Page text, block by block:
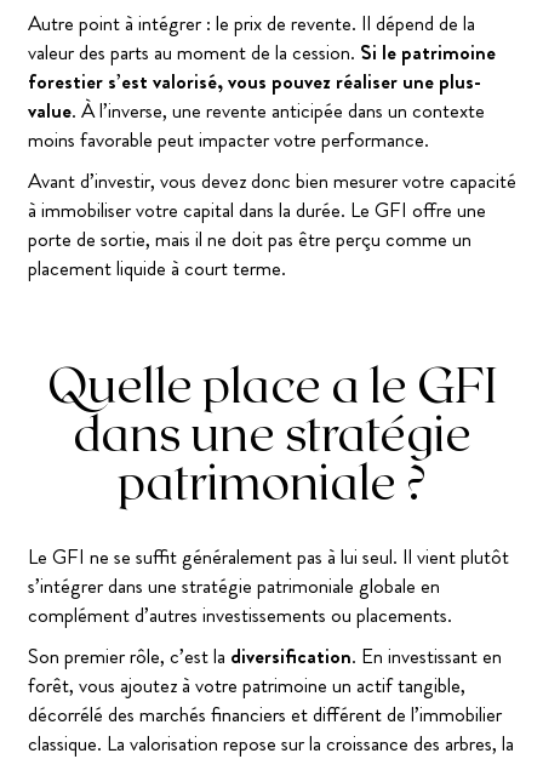
Autre point à intégrer : le prix de revente. Il dépend de la
valeur des parts au moment de la cession. Si le patrimoine
forestier s’est valorisé, vous pouvez réaliser une plus-
value. À l’inverse, une revente anticipée dans un contexte
moins favorable peut impacter votre performance.
Avant d’investir, vous devez donc bien mesurer votre capacité
à immobiliser votre capital dans la durée. Le GFI offre une
porte de sortie, mais il ne doit pas être perçu comme un
placement liquide à court terme.
Quelle place a le GFI
dans une stratégie
patrimoniale ?
Le GFI ne se suffit généralement pas à lui seul. Il vient plutôt
s’intégrer dans une stratégie patrimoniale globale en
complément d’autres investissements ou placements.
Son premier rôle, c’est la diversification. En investissant en
forêt, vous ajoutez à votre patrimoine un actif tangible,
décorrélé des marchés financiers et différent de l’immobilier
classique. La valorisation repose sur la croissance des arbres, la